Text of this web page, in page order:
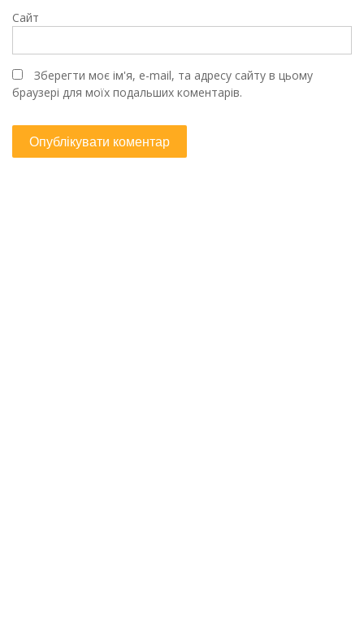
Сайт
Зберегти моє ім'я, e-mail, та адресу сайту в цьому
браузері для моїх подальших коментарів.